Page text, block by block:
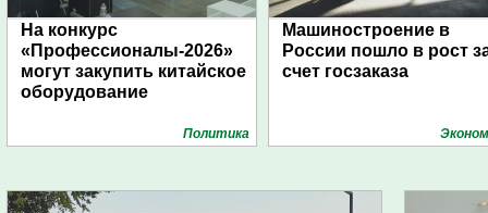
На конкурс
«Профессионалы-2026»
могут закупить китайское
оборудование
Политика
Машиностроение в
России пошло в рост
счет госзаказа